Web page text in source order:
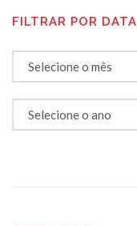
FILTRAR POR DATA